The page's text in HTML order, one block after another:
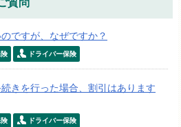
質問
ですが、なぜですか？
ドライバー保険
きを行った場合、割引はあります
ドライバー保険